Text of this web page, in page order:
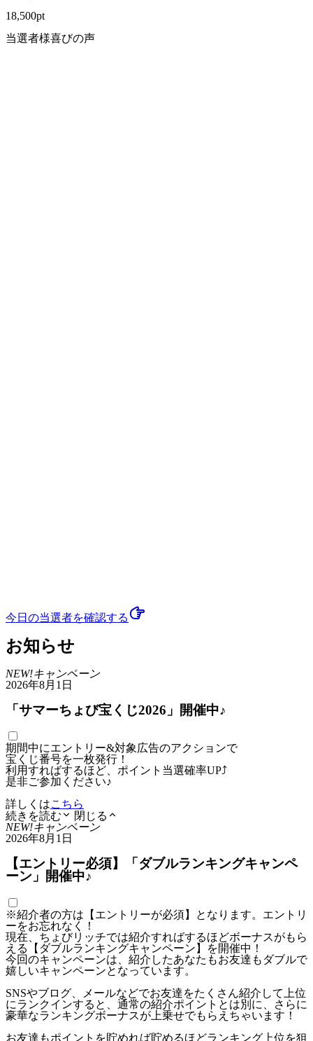
18,500pt
当選者様喜びの声
今日の当選者を確認する
お知らせ
NEW!キャンペーン
2026年8月1日
「サマーちょび宝くじ2026」開催中♪
期間中にエントリー&対象広告のアクションで
宝くじ番号を一枚発行！
利用すればするほど、ポイント当選確率UP⤴
是非ご参加ください♪
詳しくはこちら
続きを読む
閉じる
NEW!キャンペーン
2026年8月1日
【エントリー必須】「ダブルランキングキャンペ
ーン」開催中♪
※紹介者の方は【エントリーが必須】となります。エントリ
ーをお忘れなく！
現在、ちょびリッチでは紹介すればするほどボーナスがもら
える【ダブルランキングキャンペーン】を開催中！
今回のキャンペーンは、紹介したあなたもお友達もダブルで
嬉しいキャンペーンとなっています。
SNSやブログ、メールなどでお友達をたくさん紹介して上位
にランクインすると、通常の紹介ポイントとは別に、さらに
豪華なランキングボーナスが上乗せでもらえちゃいます！
お友達もポイントを貯めれば貯めるほどランキング上位を狙